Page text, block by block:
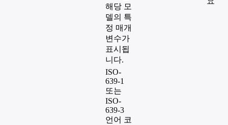
해당 모
델의 특
정 매개
변수가
표시됩
니다.
ISO-
639-1
또는
ISO-
639-3
언어 코